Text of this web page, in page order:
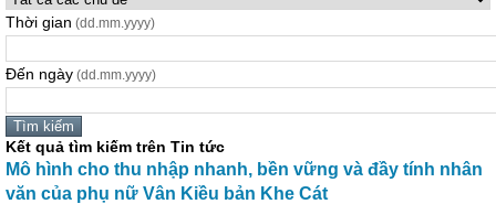
Thời gian (dd.mm.yyyy)
Đến ngày (dd.mm.yyyy)
Kết quả tìm kiếm trên Tin tức
Mô hình cho thu nhập nhanh, bền vững và đầy tính nhân
văn của phụ nữ Vân Kiều bản Khe Cát